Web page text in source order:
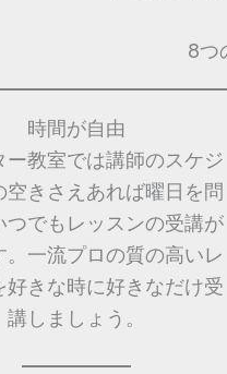
8つ
時間が自由
ー教室では講師のスケジ
空きさえあれば曜日を問
つでもレッスンの受講が
。一流プロの質の高いレ
好きな時に好きなだけ受
講しましょう。